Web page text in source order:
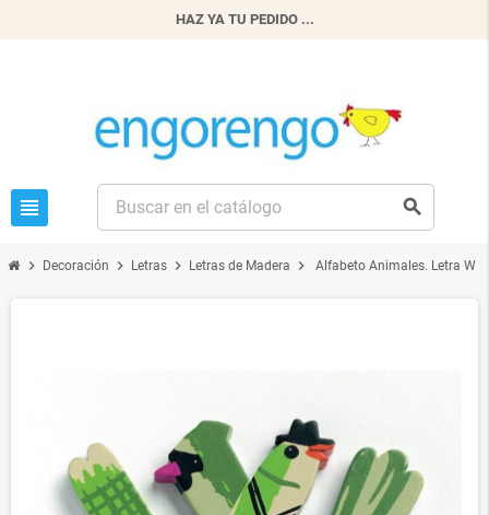
HAZ YA TU PEDIDO ...
view_headline search
chevron_right Decoración chevron_right Letras chevron_right Letras de Madera chevron_right Alfabeto Animales. Letra W